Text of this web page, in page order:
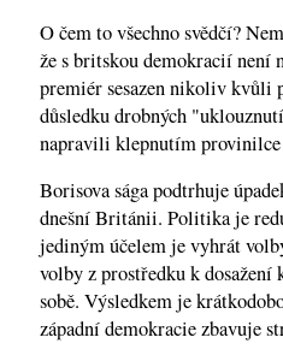
O čem to všechno svědčí?
že s britskou demokracií není
premiér sesazen nikoliv kvůli
důsledku drobných
napravili klepnutím provinilce
Borisova sága podtrhuje
dnešní Británii. Politika je
jediným účelem je vyhrát
volby z prostředku k
sobě. Výsledkem je
západní demokracie zbavuje